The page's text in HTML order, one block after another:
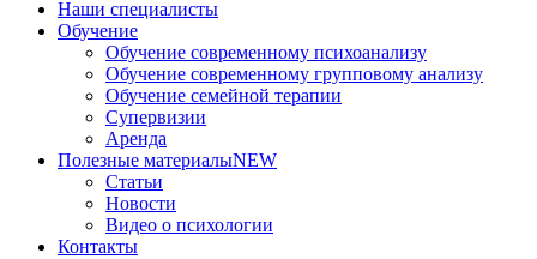
Наши специалисты
Обучение
Обучение современному психоанализу
Обучение современному групповому анализу
Обучение семейной терапии
Супервизии
Аренда
Полезные материалыNEW
Статьи
Новости
Видео о психологии
Контакты